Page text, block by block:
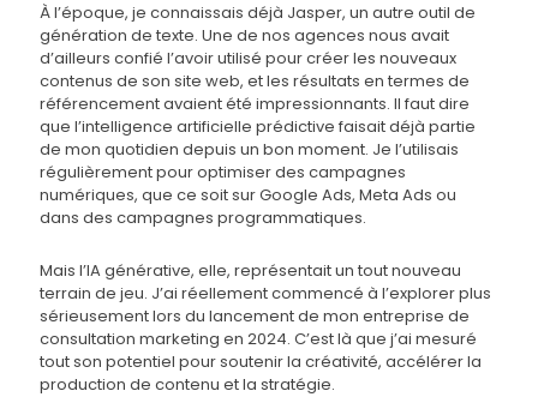
À l’époque, je connaissais déjà Jasper, un autre outil de
génération de texte. Une de nos agences nous avait
d’ailleurs confié l’avoir utilisé pour créer les nouveaux
contenus de son site web, et les résultats en termes de
référencement avaient été impressionnants. Il faut dire
que l’intelligence artificielle prédictive faisait déjà partie
de mon quotidien depuis un bon moment. Je l’utilisais
régulièrement pour optimiser des campagnes
numériques, que ce soit sur Google Ads, Meta Ads ou
dans des campagnes programmatiques.
Mais l’IA générative, elle, représentait un tout nouveau
terrain de jeu. J’ai réellement commencé à l’explorer plus
sérieusement lors du lancement de mon entreprise de
consultation marketing en 2024. C’est là que j’ai mesuré
tout son potentiel pour soutenir la créativité, accélérer la
production de contenu et la stratégie.